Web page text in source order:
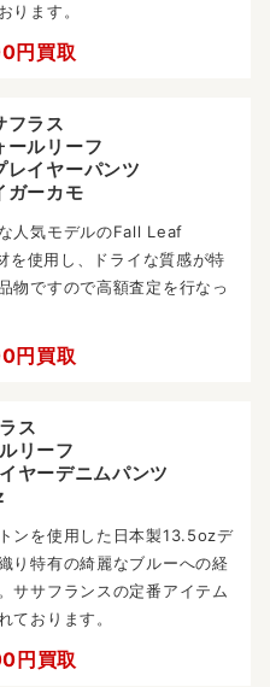
ります。
円買取
フラス
ールリーフ
レイヤーパンツ
ガーカモ
人気モデルのFall Leaf
を使用し、ドライな質感が特
物ですので高額査定を行なっ
円買取
ス
リーフ
ヤーデニムパンツ
ンを使用した日本製13.5ozデ
り特有の綺麗なブルーへの経
ササフランスの定番アイテム
ております。
円買取